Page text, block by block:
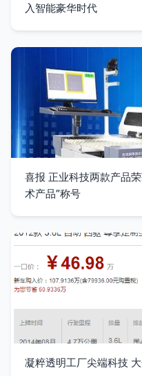
入智能豪华时代
喜报 正业科技两款产品
术产品”称号
凝粹透明工厂尖端科技